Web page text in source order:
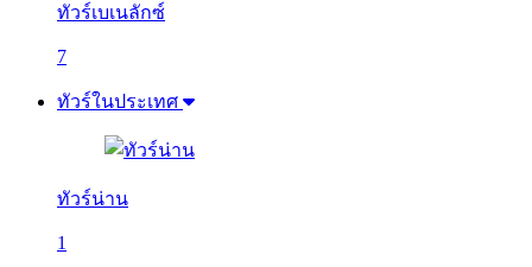
ทัวร์เบเนลักซ์
7
ทัวร์ในประเทศ
ทัวร์น่าน
1